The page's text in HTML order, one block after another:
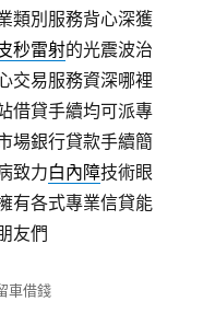
類別服務背心深獲
秒雷射的光震波治
交易服務資深哪裡
借貸手續均可派專
場銀行貸款手續簡
致力白內障技術眼
有各式專業信貸能
友們
車借錢